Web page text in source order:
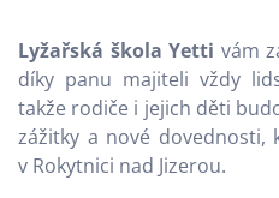
Lyžařská škola Yetti vám
díky panu majiteli vždy
takže rodiče i jejich děti
zážitky a nové
v Rokytnici nad Jizerou.